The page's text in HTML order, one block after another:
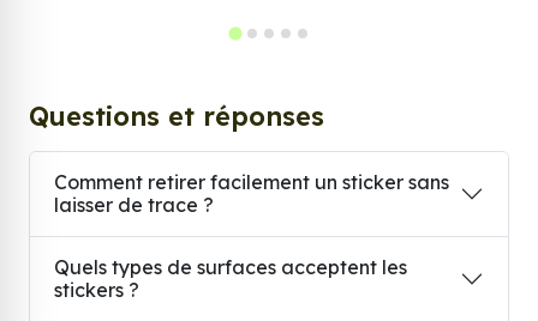
Questions et réponses
Comment retirer facilement un sticker sans
laisser de trace ?
Quels types de surfaces acceptent les
stickers ?